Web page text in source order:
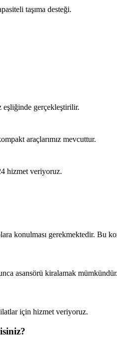
taşıma desteği.
gerçekleştirilir.
araçlarımız mevcuttur.
hizmet veriyoruz.
konulması gerekmektedir. Bu
asansörü kiralamak mümkündür.
için hizmet veriyoruz.